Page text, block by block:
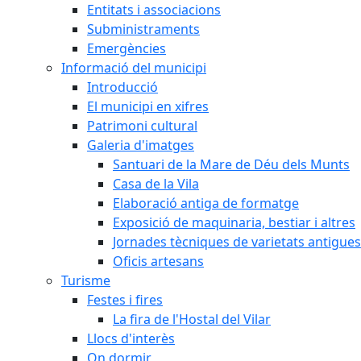
Entitats i associacions
Subministraments
Emergències
Informació del municipi
Introducció
El municipi en xifres
Patrimoni cultural
Galeria d'imatges
Santuari de la Mare de Déu dels Munts
Casa de la Vila
Elaboració antiga de formatge
Exposició de maquinaria, bestiar i altres
Jornades tècniques de varietats
Oficis artesans
Turisme
Festes i fires
La fira de l'Hostal del Vilar
Llocs d'interès